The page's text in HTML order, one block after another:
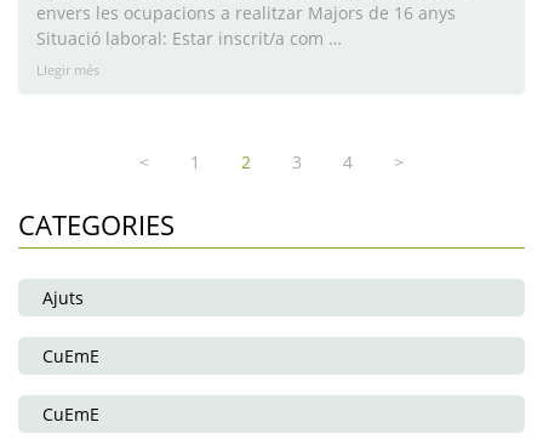
envers les ocupacions a realitzar Majors de 16 anys
Situació laboral: Estar inscrit/a com …
Llegir més
< 1 2 3 4 >
CATEGORIES
Ajuts
CuEmE
CuEmE